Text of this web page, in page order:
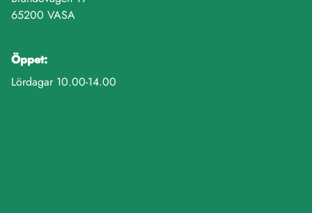
65200 VASA
Öppet:
Lördagar 10.00-14.00